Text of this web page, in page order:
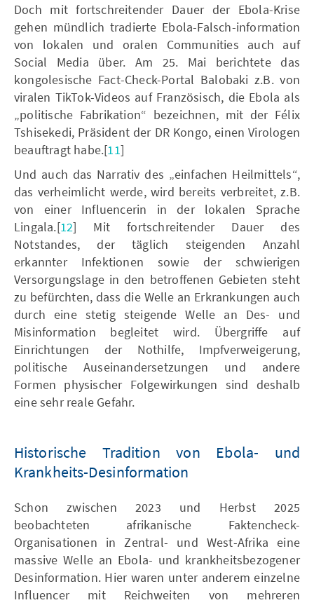
Doch mit fortschreitender Dauer der Ebola-Krise
gehen mündlich tradierte Ebola-Falsch-information
von lokalen und oralen Communities auch auf
Social Media über. Am 25. Mai berichtete das
kongolesische Fact-Check-Portal Balobaki z.B. von
viralen TikTok-Videos auf Französisch, die Ebola als
„politische Fabrikation“ bezeichnen, mit der Félix
Tshisekedi, Präsident der DR Kongo, einen Virologen
beauftragt habe.[11]
Und auch das Narrativ des „einfachen Heilmittels“,
das verheimlicht werde, wird bereits verbreitet, z.B.
von einer Influencerin in der lokalen Sprache
Lingala.[12] Mit fortschreitender Dauer des
Notstandes, der täglich steigenden Anzahl
erkannter Infektionen sowie der schwierigen
Versorgungslage in den betroffenen Gebieten steht
zu befürchten, dass die Welle an Erkrankungen auch
durch eine stetig steigende Welle an Des- und
Misinformation begleitet wird. Übergriffe auf
Einrichtungen der Nothilfe, Impfverweigerung,
politische Auseinandersetzungen und andere
Formen physischer Folgewirkungen sind deshalb
eine sehr reale Gefahr.
Historische Tradition von Ebola- und
Krankheits-Desinformation
Schon zwischen 2023 und Herbst 2025
beobachteten afrikanische Faktencheck-
Organisationen in Zentral- und West-Afrika eine
massive Welle an Ebola- und krankheitsbezogener
Desinformation. Hier waren unter anderem einzelne
Influencer mit Reichweiten von mehreren